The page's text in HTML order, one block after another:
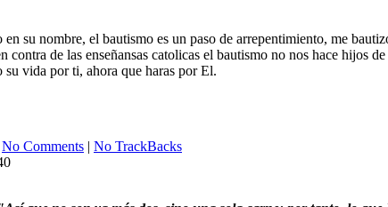
su nombre, el bautismo es un paso de arrepentimiento, me
de las enseñansas catolicas el bautismo no nos hace hijos
vida por ti, ahora que haras por El.
No Comments | No TrackBacks